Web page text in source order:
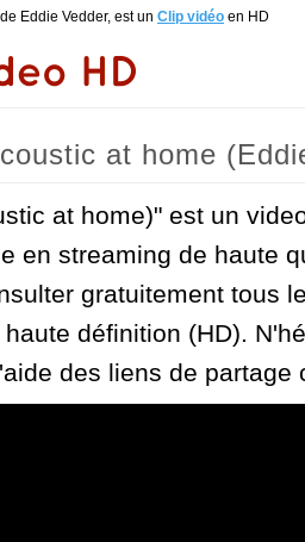
Eddie Vedder, est un Clip vidéo en HD
at home
at home)" est un
en streaming de haute
gratuitement tous
haute définition (HD).
des liens de partage